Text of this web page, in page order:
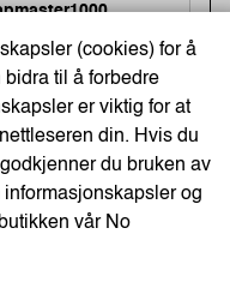
på lager.
(cookies) for å
til å forbedre
er viktig for at
din. Hvis du
du bruken av
og
vårNo